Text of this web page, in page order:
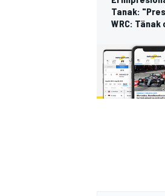
Tanak:
WRC: